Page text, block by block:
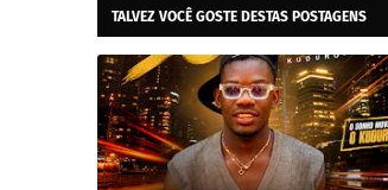
TALVEZ VOCÊ GOSTE DESTAS POSTAGENS